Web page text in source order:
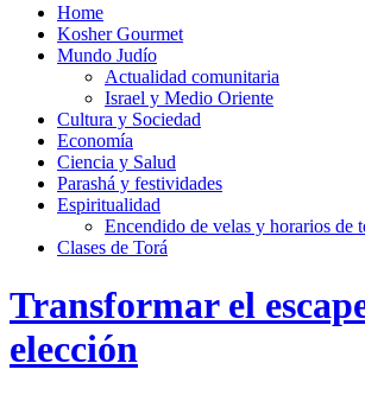
Home
Kosher Gourmet
Mundo Judío
Actualidad comunitaria
Israel y Medio Oriente
Cultura y Sociedad
Economía
Ciencia y Salud
Parashá y festividades
Espiritualidad
Encendido de velas y horarios de
Clases de Torá
Transformar el
elección